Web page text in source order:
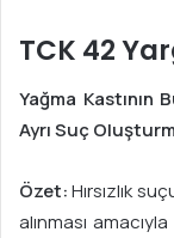
TCK 42
Yağma Kastının
Ayrı Suç
Özet:Hırsızlık
alınması